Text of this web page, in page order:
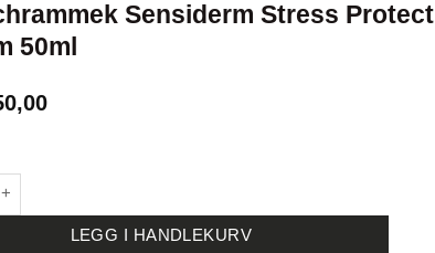
Sensiderm Stress Protect
50ml
LEGG I HANDLEKURV